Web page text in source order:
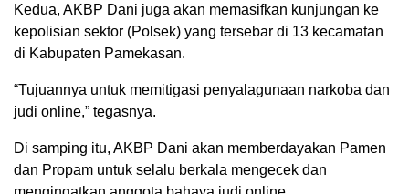
Kedua, AKBP Dani juga akan memasifkan kunjungan ke
kepolisian sektor (Polsek) yang tersebar di 13 kecamatan
di Kabupaten Pamekasan.
“Tujuannya untuk memitigasi penyalagunaan narkoba dan
judi online,” tegasnya.
Di samping itu, AKBP Dani akan memberdayakan Pamen
dan Propam untuk selalu berkala mengecek dan